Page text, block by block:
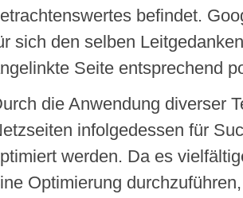
befindet.
sich den selben
Seite entsprechend
die Anwendung diverser
infolgedessen für
werden. Da es
Optimierung